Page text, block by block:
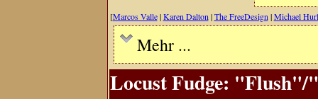
[Marcos Valle|Karen Dalton |The FreeDesign |Michael
Mehr ...
Locust Fudge: "Flush"/